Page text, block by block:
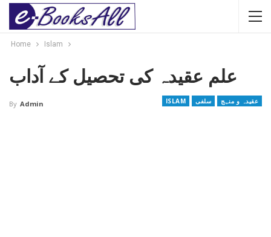
Home Islam
علم عقیدہ کی تحصیل کے آداب
ISLAM سلفی عقیدہ و منہج By Admin